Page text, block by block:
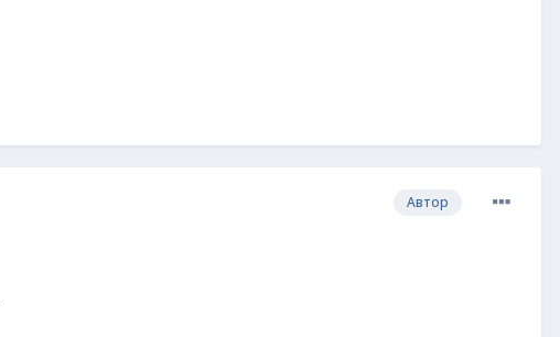
Автор